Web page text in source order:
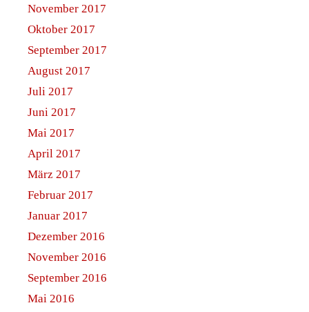
November 2017
Oktober 2017
September 2017
August 2017
Juli 2017
Juni 2017
Mai 2017
April 2017
März 2017
Februar 2017
Januar 2017
Dezember 2016
November 2016
September 2016
Mai 2016